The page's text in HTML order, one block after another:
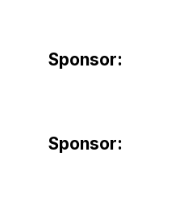
Sponsor:
Sponsor: